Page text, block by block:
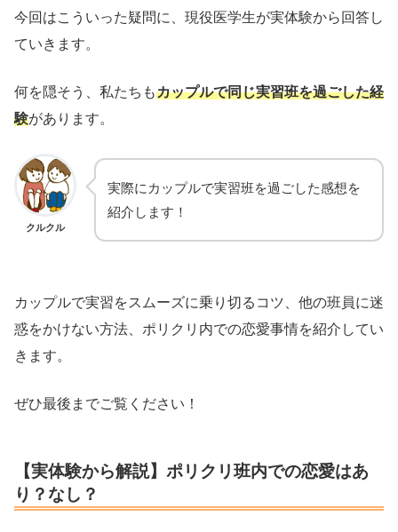
今回はこういった疑問に、現役医学生が実体験から回答し
ていきます。
何を隠そう、私たちもカップルで同じ実習班を過ごした経
験があります。
クルクル
実際にカップルで実習班を過ごした感想を
紹介します！
カップルで実習をスムーズに乗り切るコツ、他の班員に迷
惑をかけない方法、ポリクリ内での恋愛事情を紹介してい
きます。
ぜひ最後までご覧ください！
【実体験から解説】ポリクリ班内での恋愛はあ
り？なし？